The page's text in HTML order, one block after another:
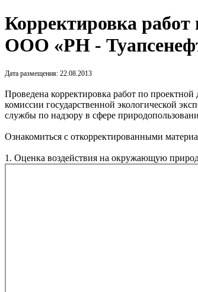
Корректировка
ООО «РН -
Дата размещения: 22.08.2013
Проведена корректировка работ по
комиссии государственной экологической
службы по надзору в сфере
Ознакомиться с откорректированными
1. Оценка воздействия на окружающую